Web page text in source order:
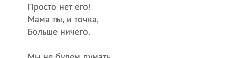
Просто нет его!
Мама ты, и точка,
Больше ничего.